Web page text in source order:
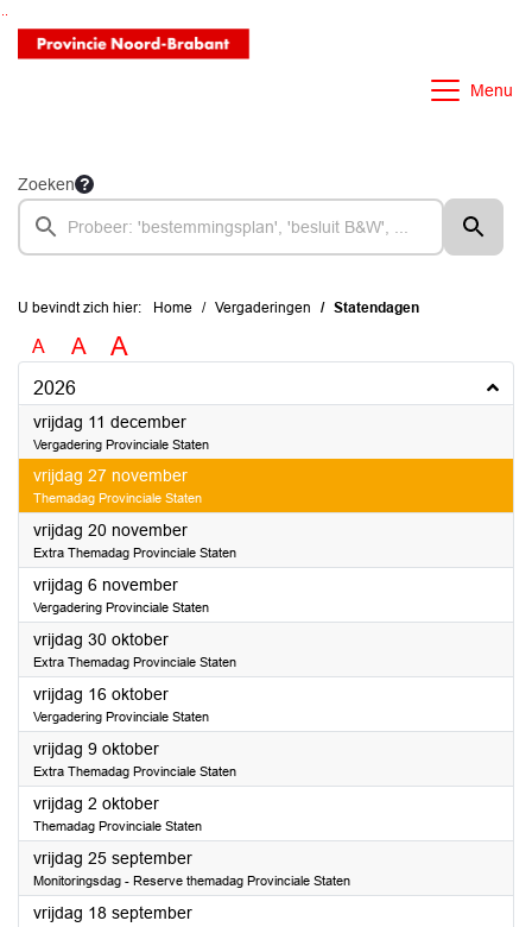
Ga naar de inhoud van deze pagina
Ga naar het zoeken
Ga naar het menu
Menu
Zoeken
U bevindt zich hier: Home Vergaderingen Statendagen
A A A
2026
vrijdag 11 december2026
Vergadering Provinciale Staten
vrijdag 27 november2026
Themadag Provinciale Staten
vrijdag 20 november2026
Extra Themadag Provinciale Staten
vrijdag 6 november2026
Vergadering Provinciale Staten
vrijdag 30 oktober2026
Extra Themadag Provinciale Staten
vrijdag 16 oktober2026
Vergadering Provinciale Staten
vrijdag 9 oktober2026
Extra Themadag Provinciale Staten
vrijdag 2 oktober2026
Themadag Provinciale Staten
vrijdag 25 september2026
Monitoringsdag - Reserve themadag Provinciale Staten
vrijdag 18 september2026